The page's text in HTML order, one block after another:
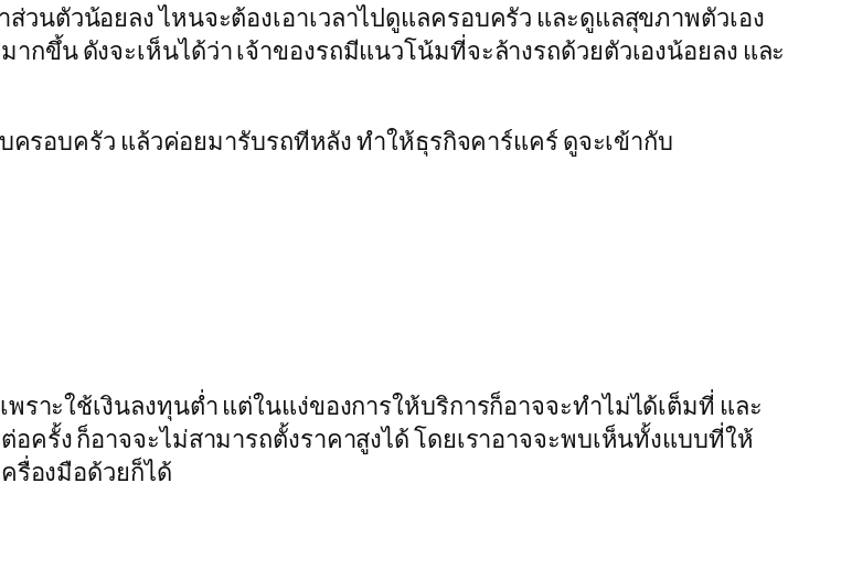
นตัวน้อยลง ไหนจะต้องเอาเวลาไปดูแลครอบครัว และดูแลสุขภาพตัวเอง
ขึ้น ดังจะเห็นได้ว่า เจ้าของรถมีแนวโน้มที่จะล้างรถด้วยตัวเองน้อยลง และ
ครอบครัว แล้วค่อยมารับรถทีหลัง ทำให้ธุรกิจคาร์แคร์ ดูจะเข้ากับ
ราะใช้เงินลงทุนต่ำ แต่ในแง่ของการให้บริการก็อาจจะทำไม่ได้เต็มที่ และ
ครั้ง ก็อาจจะไม่สามารถตั้งราคาสูงได้ โดยเราอาจจะพบเห็นทั้งแบบที่ให้
รื่องมือด้วยก็ได้